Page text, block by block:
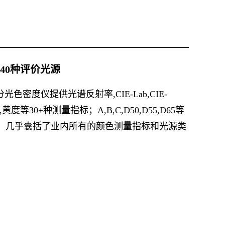
种评价光源
光色密度仪提供光谱反射率,CIE-Lab,CIE-
度等30+种测量指标；A,B,C,D50,D55,D65等
几乎囊括了业内所有的颜色测量指标和光源类